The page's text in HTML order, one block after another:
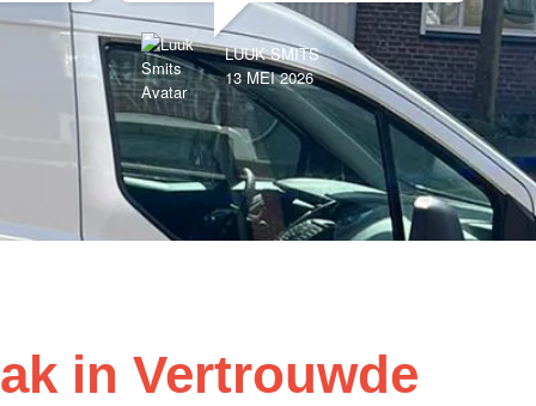
LUUK SMITS
13 MEI 2026
in Vertrouwde